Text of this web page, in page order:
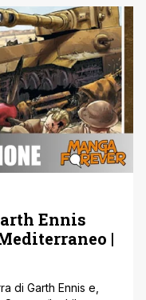
Goldberg (Preacher)
La serie, proprio
Ennis
|
di Garth Ennis e,